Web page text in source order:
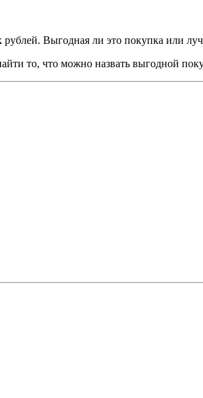
рублей. Выгодная ли это покупка или
то, что можно назвать выгодной